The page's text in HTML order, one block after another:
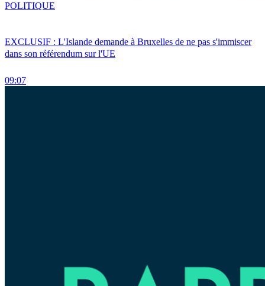
EXCLUSIF : L'Islande demande à Bruxelles de ne pas s'immiscer
dans son référendum sur l'UE
09:07
POLITIQUE